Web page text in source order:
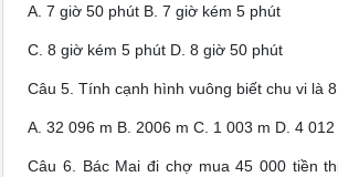
A.7 giờ 50 phút B.7 giờ kém 5 phút
C.8 giờ kém 5 phút D.8 giờ 50 phút
Câu 5.Tính cạnh hình vuông biết chu vi là 8
A.32 096 m B. 2006 mC. 1 003 m D.4 012
Câu 6. Bác Mai đi chợ mua 45 000 tiền